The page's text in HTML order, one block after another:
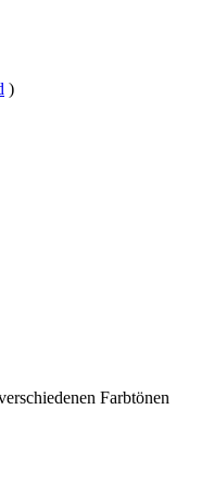
)
Farbtönen